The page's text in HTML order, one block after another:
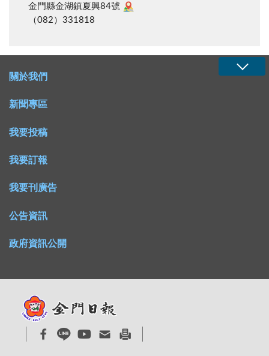
金門縣金湖鎮夏興84號
（082）331818
關於我們
新聞專區
我要投稿
我要訂報
我要刊廣告
公告資訊
政府資訊公開